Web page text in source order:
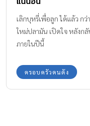
เลิกบุหรี่เพื่อลูก ได้แล้ว ก
ใหม่ปลามัน เปิดใจ หลังก
ภายในปีนี้
ครอบครัวคนดัง